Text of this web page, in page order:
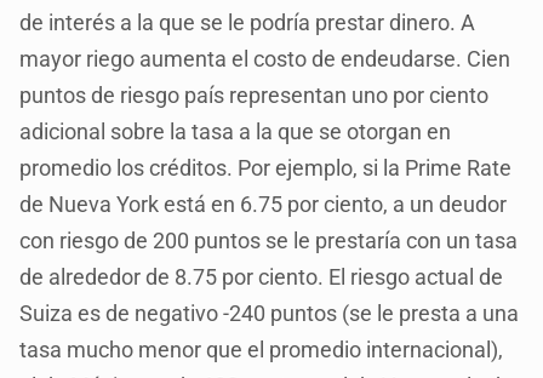
de interés a la que se le podría prestar dinero. A
mayor riego aumenta el costo de endeudarse. Cien
puntos de riesgo país representan uno por ciento
adicional sobre la tasa a la que se otorgan en
promedio los créditos. Por ejemplo, si la Prime Rate
de Nueva York está en 6.75 por ciento, a un deudor
con riesgo de 200 puntos se le prestaría con un tasa
de alrededor de 8.75 por ciento. El riesgo actual de
Suiza es de negativo -240 puntos (se le presta a una
tasa mucho menor que el promedio internacional),